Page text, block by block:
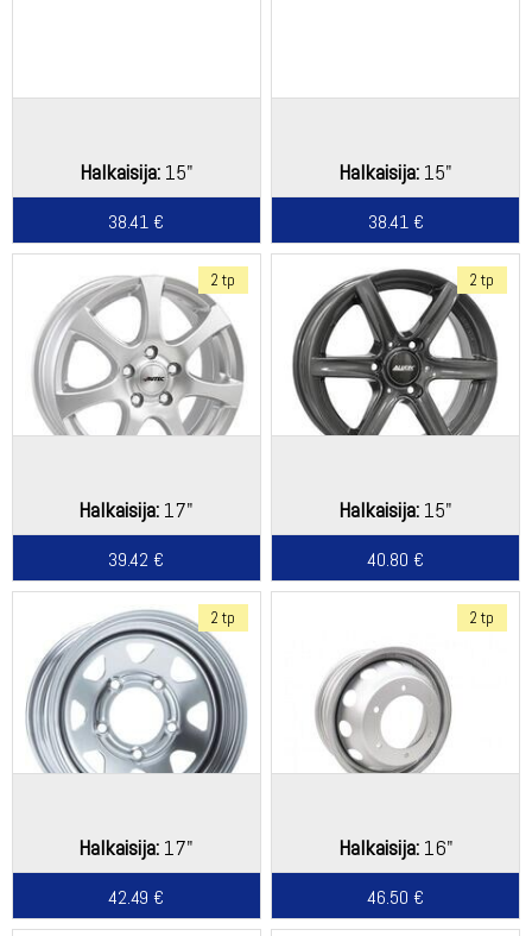
Halkaisija:15"
38.41 €
Halkaisija: 15"
38.41 €
2 tp
Halkaisija: 17"
39.42 €
2 tp
Halkaisija: 15"
40.80 €
2 tp
Halkaisija: 17"
42.49 €
2 tp
Halkaisija:16"
46.50 €